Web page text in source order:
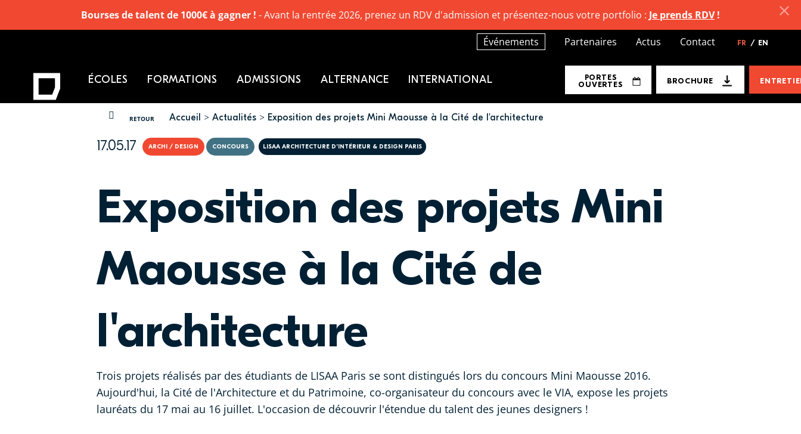
RETOUR
VOUS ÊTES ICI Accueil Actualités Exposition des projets Mini Maousse à la Cité de l'architecture
17.05.17 ARCHI / DESIGN CONCOURS LISAA ARCHITECTURE D’INTÉRIEUR & DESIGN PARIS
Exposition des projets Mini
Maousse à la Cité de
l'architecture
Trois projets réalisés par des étudiants de LISAA Paris se sont distingués lors du concours Mini Maousse 2016.
Aujourd'hui, la Cité de l'Architecture et du Patrimoine, co-organisateur du concours avec le VIA, expose les projets
lauréats du 17 mai au 16 juillet. L'occasion de découvrir l'étendue du talent des jeunes designers !
Événements Partenaires Actus Contact FR / EN
PORTES
OUVERTES
BROCHURE
ÉCOLES FORMATIONS ADMISSIONS ALTERNANCE INTERNATIONAL
Bourses de talent de 1000€ à gagner ! - Avant la rentrée 2026, prenez un RDV d'admission et présentez-nous votre portfolio : Je prends RDV!